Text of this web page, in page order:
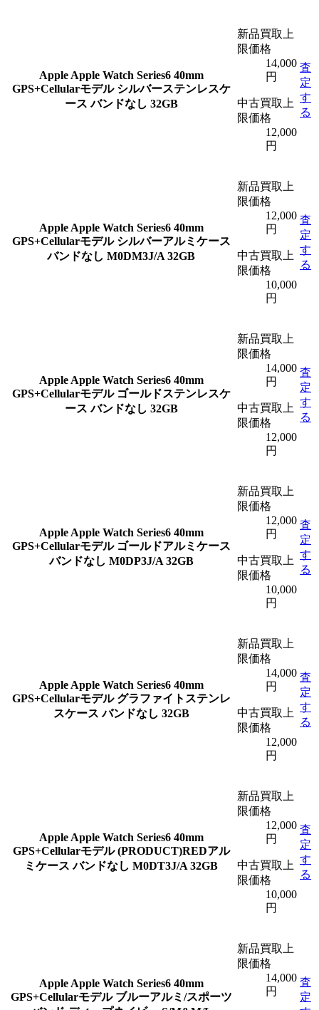
Apple Apple Watch Series6 40mm
GPS+Cellularモデル シルバーステンレスケ
ース バンドなし 32GB
新品買取上
限価格
14,000
円
中古買取上
限価格
12,000
円
査
定
す
る
Apple Apple Watch Series6 40mm
GPS+Cellularモデル シルバーアルミケース
バンドなし M0DM3J/A 32GB
新品買取上
限価格
12,000
円
中古買取上
限価格
10,000
円
査
定
す
る
Apple Apple Watch Series6 40mm
GPS+Cellularモデル ゴールドステンレスケ
ース バンドなし 32GB
新品買取上
限価格
14,000
円
中古買取上
限価格
12,000
円
査
定
す
る
Apple Apple Watch Series6 40mm
GPS+Cellularモデル ゴールドアルミケース
バンドなし M0DP3J/A 32GB
新品買取上
限価格
12,000
円
中古買取上
限価格
10,000
円
査
定
す
る
Apple Apple Watch Series6 40mm
GPS+Cellularモデル グラファイトステンレ
スケース バンドなし 32GB
新品買取上
限価格
14,000
円
中古買取上
限価格
12,000
円
査
定
す
る
Apple Apple Watch Series6 40mm
GPS+Cellularモデル (PRODUCT)REDアル
ミケース バンドなし M0DT3J/A 32GB
新品買取上
限価格
12,000
円
中古買取上
限価格
10,000
円
査
定
す
る
Apple Apple Watch Series6 40mm
GPS+Cellularモデル ブルーアルミ/スポーツ
新品買取上
限価格
14,000
円
査
定